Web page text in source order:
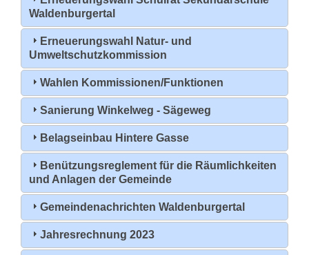
Waldenburgertal
Erneuerungswahl Natur- und
Umweltschutzkommission
Wahlen Kommissionen/Funktionen
Sanierung Winkelweg - Sägeweg
Belagseinbau Hintere Gasse
Benützungsreglement für die Räumlichkeiten
und Anlagen der Gemeinde
Gemeindenachrichten Waldenburgertal
Jahresrechnung 2023